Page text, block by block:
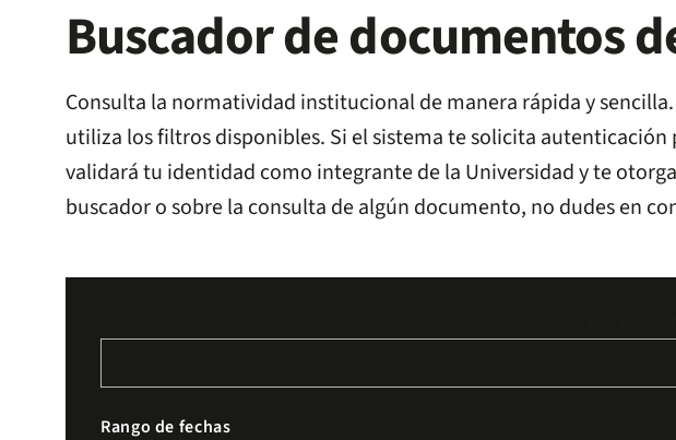
Buscador de documentos
Consulta la normatividad institucional de manera rápida y
utiliza los filtros disponibles. Si el sistema te solicita
validará tu identidad como integrante de la Universidad y te
buscador o sobre la consulta de algún documento, no dudes en
Rango de fechas